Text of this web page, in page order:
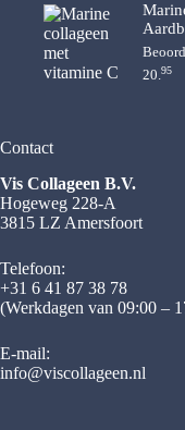
20.95
Contact
Vis Collageen B.V.
Hogeweg 228-A
3815 LZ Amersfoort
Telefoon:
+31 6 41 87 38 78
(Werkdagen van 09:00 –
E-mail:
info@viscollageen.nl